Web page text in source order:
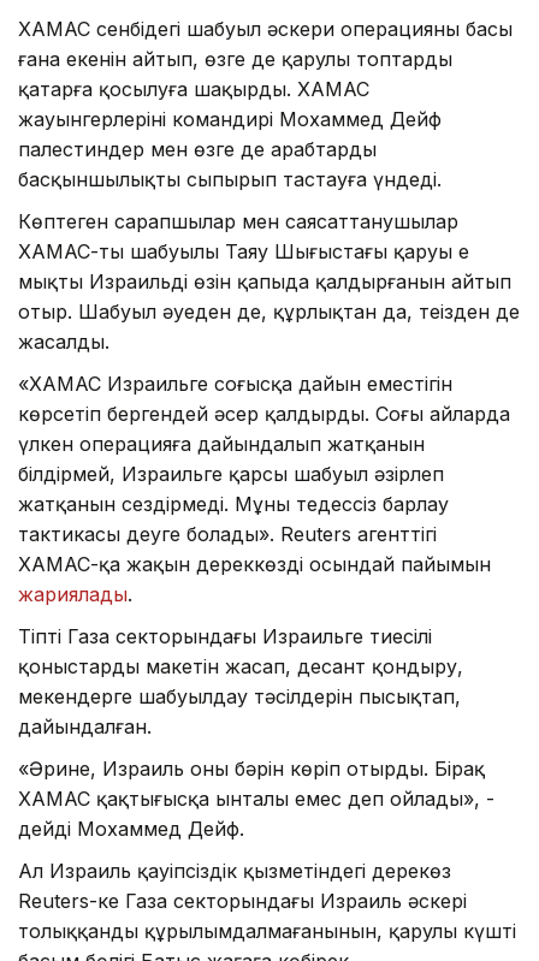
ХАМАС сенбідегі шабуыл әскери операцияның басы
ғана екенін айтып, өзге де қарулы топтарды
қатарға қосылуға шақырды. ХАМАС
жауынгерлерінің командирі Мохаммед Дейф
палестиндер мен өзге де арабтарды
басқыншылықты сыпырып тастауға үндеді.
Көптеген сарапшылар мен саясаттанушылар
ХАМАС-тың шабуылы Таяу Шығыстағы қаруы ең
мықты Израильдің өзін қапыда қалдырғанын айтып
отыр. Шабуыл әуеден де, құрлықтан да, теңізден де
жасалды.
«ХАМАС Израильге соғысқа дайын еместігін
көрсетіп бергендей әсер қалдырды. Соңғы айларда
үлкен операцияға дайындалып жатқанын
білдірмей, Израильге қарсы шабуыл әзірлеп
жатқанын сездірмеді. Мұны теңдессіз барлау
тактикасы деуге болады». Reuters агенттігі
ХАМАС-қа жақын дереккөздің осындай пайымын
жариялады.
Тіпті Газа секторындағы Израильге тиесілі
қоныстардың макетін жасап, десант қондыру,
мекендерге шабуылдау тәсілдерін пысықтап,
дайындалған.
«Әрине, Израиль оның бәрін көріп отырды. Бірақ
ХАМАС қақтығысқа ынталы емес деп ойлады», -
дейді Мохаммед Дейф.
Ал Израиль қауіпсіздік қызметіндегі дерекөз
Reuters-ке Газа секторындағы Израиль әскері
толыққанды құрылымдалмағанынын, қарулы күштің